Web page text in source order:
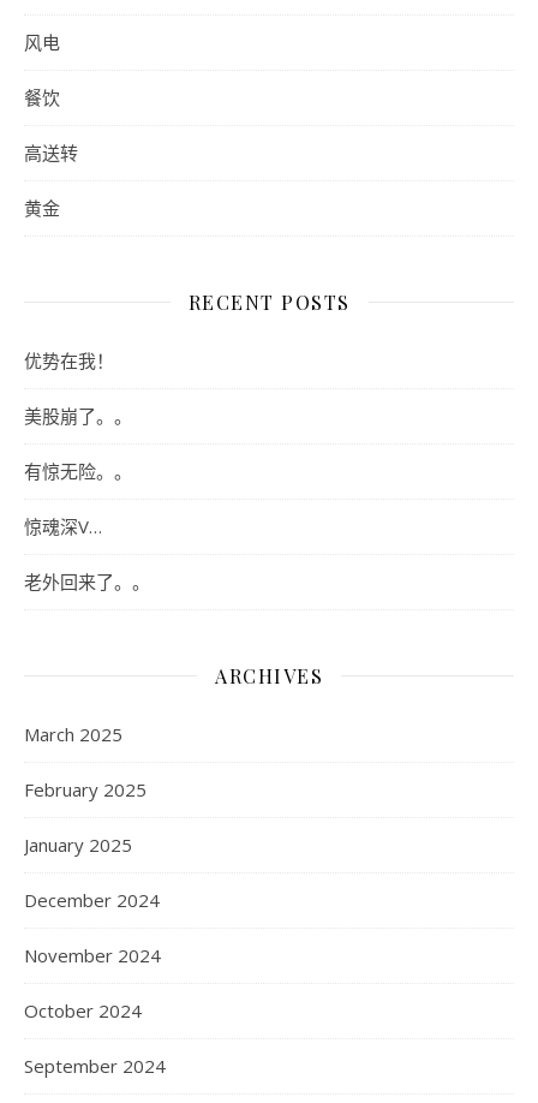
风电
餐饮
高送转
黄金
RECENT POSTS
优势在我！
美股崩了。。
有惊无险。。
惊魂深V…
老外回来了。。
ARCHIVES
March 2025
February 2025
January 2025
December 2024
November 2024
October 2024
September 2024